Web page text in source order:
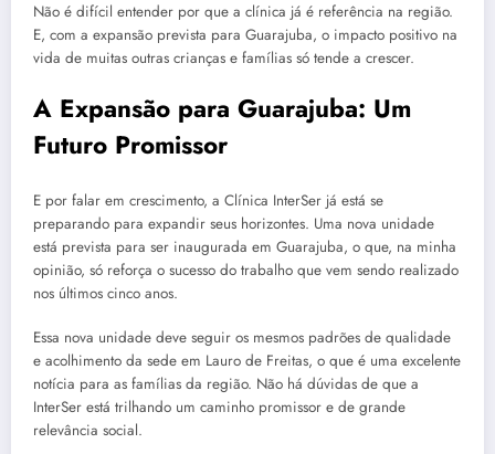
Não é difícil entender por que a clínica já é referência na região.
E, com a expansão prevista para Guarajuba, o impacto positivo na
vida de muitas outras crianças e famílias só tende a crescer.
A Expansão para Guarajuba: Um
Futuro Promissor
E por falar em crescimento, a Clínica InterSer já está se
preparando para expandir seus horizontes. Uma nova unidade
está prevista para ser inaugurada em Guarajuba, o que, na minha
opinião, só reforça o sucesso do trabalho que vem sendo realizado
nos últimos cinco anos.
Essa nova unidade deve seguir os mesmos padrões de qualidade
e acolhimento da sede em Lauro de Freitas, o que é uma excelente
notícia para as famílias da região. Não há dúvidas de que a
InterSer está trilhando um caminho promissor e de grande
relevância social.